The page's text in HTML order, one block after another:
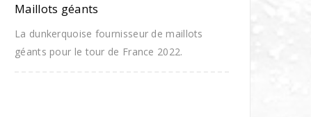
Maillots géants
La dunkerquoise fournisseur de maillots
géants pour le tour de France 2022.